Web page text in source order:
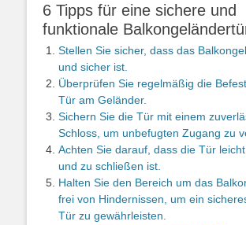
6 Tipps für eine sichere und
funktionale
Stellen Sie sicher, dass das
und sicher ist.
Überprüfen Sie regelmäßig die
Tür am Geländer.
Sichern Sie die Tür mit einem
Schloss, um unbefugten Zugang zu
Achten Sie darauf, dass die Tür
und zu schließen ist.
Halten Sie den Bereich um das
frei von Hindernissen, um ein
Tür zu gewährleisten.